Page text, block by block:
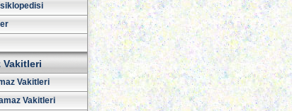
Vakitleri
Vakitleri
Vakitleri